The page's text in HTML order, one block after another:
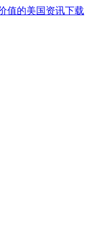
值的美国资讯下载